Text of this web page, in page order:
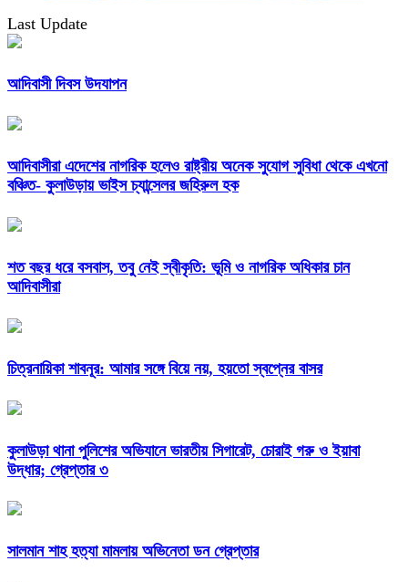
Last Update
আদিবাসী দিবস উদযাপন
আদিবাসীরা এদেশের নাগরিক হলেও রাষ্ট্রীয় অনেক সুযোগ সুবিধা থেকে এখনো
বঞ্চিত- কুলাউড়ায় ভাইস চ্যান্সেলর জহিরুল হক
শত বছর ধরে বসবাস, তবু নেই স্বীকৃতি: ভূমি ও নাগরিক অধিকার চান
আদিবাসীরা
চিত্রনায়িকা শাবনূর: আমার সঙ্গে বিয়ে নয়, হয়তো স্বপ্নের বাসর
কুলাউড়া থানা পুলিশের অভিযানে ভারতীয় সিগারেট, চোরাই গরু ও ইয়াবা
উদ্ধার; গ্রেপ্তার ৩
সালমান শাহ হত্যা মামলায় অভিনেতা ডন গ্রেপ্তার